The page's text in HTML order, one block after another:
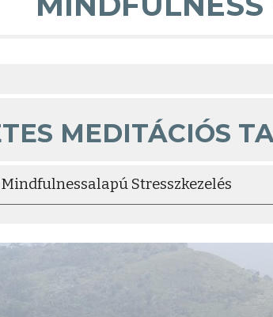
MEDITÁCIÓS
Mindfulnessalapú Stresszkezelés